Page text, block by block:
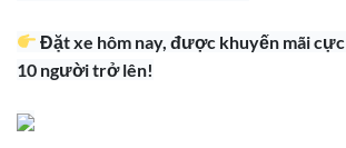
Đặt xe hôm nay, được khuyến mãi
10 người trở lên!